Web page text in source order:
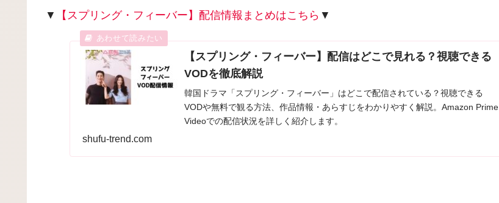
▼ 【スプリング・フィーバー】配信情報まとめはこちら ▼
【スプリング・フィーバー】配信はどこで見れる？視聴できる
VODを徹底解説
韓国ドラマ「スプリング・フィーバー」はどこで配信されている？視聴できる
VODや無料で観る方法、作品情報・あらすじをわかりやすく解説。Amazon Prime
Videoでの配信状況を詳しく紹介します。
shufu-trend.com